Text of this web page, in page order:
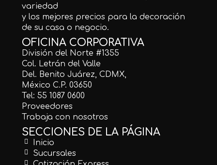
variedad
y los mejores precios para la decoración
de su casa o negocio.
OFICINA CORPORATIVA
División del Norte #1355
Col. Letrán del Valle
Del. Benito Juárez, CDMX,
México C.P. 03650
Tel: 55 1087 0600
Proveedores
Trabaja con nosotros
SECCIONES DE LA PÁGINA
Inicio
Sucursales